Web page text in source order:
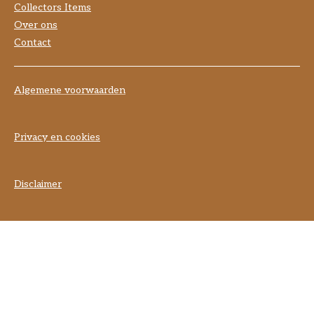
Collectors Items
Over ons
Contact
Algemene voorwaarden
Privacy en cookies
Disclaimer